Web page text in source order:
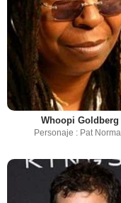
Whoopi Goldberg
Personaje : Pat